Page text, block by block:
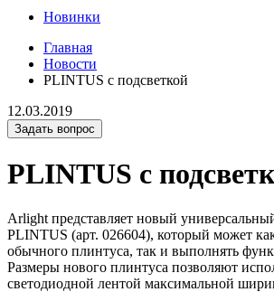
Новинки
Главная
Новости
PLINTUS с подсветкой
12.03.2019
Задать вопрос
PLINTUS с
Arlight представляет новый
PLINTUS (арт. 026604), который может
обычного плинтуса, так и выполнять
Размеры нового плинтуса позволяют
светодиодной лентой максимальной